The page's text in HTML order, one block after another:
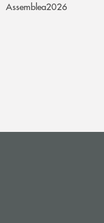
Assemblea2026